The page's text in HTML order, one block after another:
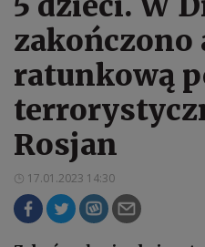
zakończono
ratunkową
Rosjan
17.01.2023 14:30